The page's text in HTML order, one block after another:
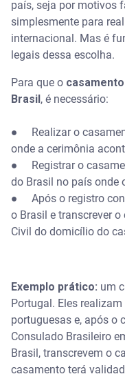
país, seja por motivos
simplesmente para
internacional. Mas é
legais dessa escolha.
Para que o
Brasil , é necessário:
● Realizar o
onde a cerimônia
● Registrar o
do Brasil no país onde
● Após o registro
o Brasil e transcrever
Civil do domicílio do
Exemplo prático: um
Portugal. Eles
portuguesas e, após o
Consulado Brasileiro
Brasil, transcrevem o
casamento terá